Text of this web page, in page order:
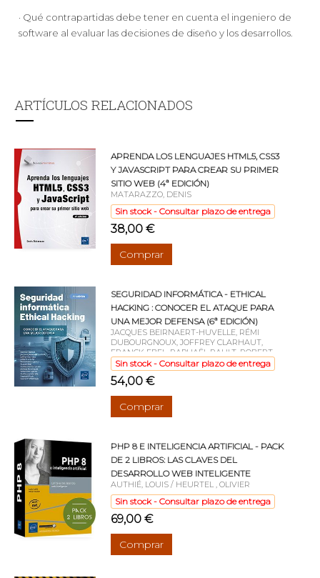
· Qué contrapartidas debe tener en cuenta el ingeniero de
software al evaluar las decisiones de diseño y los desarrollos.
ARTÍCULOS RELACIONADOS
APRENDA LOS LENGUAJES HTML5, CSS3
Y JAVASCRIPT PARA CREAR SU PRIMER
SITIO WEB (4ª EDICIÓN)
MATARAZZO, DENIS
Sin stock - Consultar plazo de entrega
38,00 €
Comprar
SEGURIDAD INFORMÁTICA - ETHICAL
HACKING : CONOCER EL ATAQUE PARA
UNA MEJOR DEFENSA (6ª EDICIÓN)
JACQUES BEIRNAERT-HUVELLE, RÉMI
DUBOURGNOUX, JOFFREY CLARHAUT,
FRANCK EBEL, RAPHAËL RAULT, ROBERT
CROCFER, LAURENT SCHALKWIJK, DAMIEN
BANCAL, ACISSI, JÉRÔME HENNECART,
SÉBASTIEN LASSON, GUILLAUME MORELLE,
Sin stock - Consultar plazo de entrega
54,00 €
Comprar
PHP 8 E INTELIGENCIA ARTIFICIAL - PACK
DE 2 LIBROS: LAS CLAVES DEL
DESARROLLO WEB INTELIGENTE
AUTHIÉ, LOUIS / HEURTEL , OLIVIER
Sin stock - Consultar plazo de entrega
69,00 €
Comprar